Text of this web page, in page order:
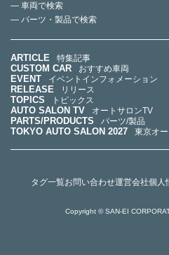
— 車両で検索
— パーツ・製品で検索
ARTICLE 特集記事
CUSTOM CAR おすすめ車両
EVENT イベントインフォメーション
RELEASE リリース
TOPICS トピックス
AUTO SALON TV オートサロンTV
PARTS/PRODUCTS パーツ/製品
TOKYO AUTO SALON 2027 東京オ
タグ一覧お問い合わせ運営会社個人
Copyright © SAN-EI